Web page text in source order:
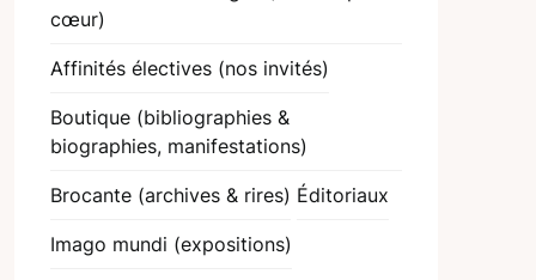
cœur)
Affinités électives (nos invités)
Boutique (bibliographies &
biographies, manifestations)
Brocante (archives & rires) Éditoriaux
Imago mundi (expositions)